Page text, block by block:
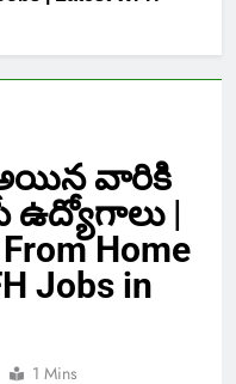
అయిన వారికి
ఉద్యోగాలు |
Home
Jobs in
1 Mins